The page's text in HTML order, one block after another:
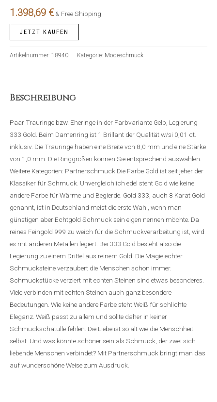
1.398,69 € & Free Shipping
JETZT KAUFEN
Artikelnummer: 18940 Kategorie: Modeschmuck
Beschreibung
Paar Trauringe bzw. Eheringe in der Farbvariante Gelb, Legierung
333 Gold. Beim Damenring ist 1 Brillant der Qualität w/si 0,01 ct.
inklusiv. Die Trauringe haben eine Breite von 8,0 mm und eine Stärke
von 1,0 mm. Die Ringgrößen können Sie entsprechend auswählen.
Weitere Kategorien: Partnerschmuck Die Farbe Gold ist seit jeher der
Klassiker für Schmuck. Unvergleichlich edel steht Gold wie keine
andere Farbe für Wärme und Begierde. Gold 333, auch 8 Karat Gold
genannt, ist in Deutschland meist die erste Wahl, wenn man
günstigen aber Echtgold Schmuck sein eigen nennen möchte. Da
reines Feingold 999 zu weich für die Schmuckverarbeitung ist, wird
es mit anderen Metallen legiert. Bei 333 Gold besteht also die
Legierung zu einem Drittel aus reinem Gold. Die Magie echter
Schmucksteine verzaubert die Menschen schon immer.
Schmuckstücke verziert mit echten Steinen sind etwas besonderes.
Viele verbinden mit echten Steinen auch ganz besondere
Bedeutungen. Wie keine andere Farbe steht Weiß für schlichte
Eleganz. Weiß passt zu allem und sollte daher in keiner
Schmuckschatulle fehlen. Die Liebe ist so alt wie die Menschheit
selbst. Und was könnte schöner sein als Schmuck, der zwei sich
liebende Menschen verbindet? Mit Partnerschmuck bringt man das
auf wunderschöne Weise zum Ausdruck.